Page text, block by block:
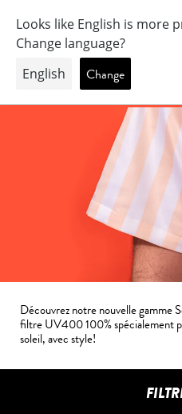
Découvrez notre nouvelle gamme
filtre UV400 100% spécialement
soleil, avec style!